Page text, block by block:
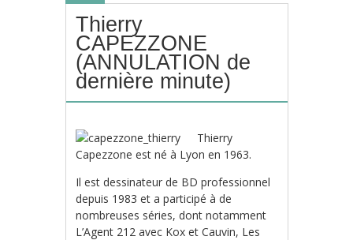
Thierry
CAPEZZONE
(ANNULATION de
dernière minute)
Thierry
Capezzone est né à Lyon en 1963.
Il est dessinateur de BD professionnel
depuis 1983 et a participé à de
nombreuses séries, dont notamment
L’Agent 212 avec Kox et Cauvin, Les